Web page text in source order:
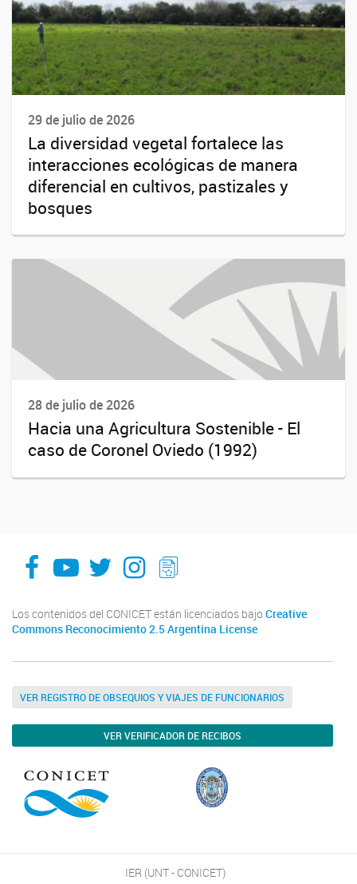
29 de julio de 2026
La diversidad vegetal fortalece las
interacciones ecológicas de manera
diferencial en cultivos, pastizales y
bosques
28 de julio de 2026
Hacia una Agricultura Sostenible - El
caso de Coronel Oviedo (1992)
facebook
youtube
Twitter
Instagram
LeChasquier Boletin Digital 70
Los contenidos del CONICET están licenciados bajo Creative
Commons Reconocimiento 2.5 Argentina License
VER REGISTRO DE OBSEQUIOS Y VIAJES DE FUNCIONARIOS
VER VERIFICADOR DE RECIBOS
IER (UNT - CONICET)